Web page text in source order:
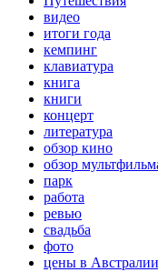
видео
итоги года
кемпинг
клавиатура
книга
книги
концерт
литература
обзор кино
обзор
парк
работа
ревью
свадьба
фото
цены в Австралии